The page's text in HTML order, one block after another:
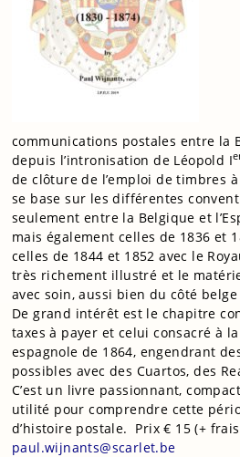
communications postales entre la
depuis l’intronisation de Léopold I
de clôture de l’emploi de timbres
se base sur les différentes
seulement entre la Belgique et
mais également celles de 1836 et
celles de 1844 et 1852 avec le
très richement illustré et le
avec soin, aussi bien du côté
De grand intérêt est le chapitre
taxes à payer et celui consacré à
espagnole de 1864, engendrant
possibles avec des Cuartos, des
C’est un livre passionnant,
utilité pour comprendre cette
d’histoire postale. Prix € 15 (+
paul.wijnants@scarlet.be